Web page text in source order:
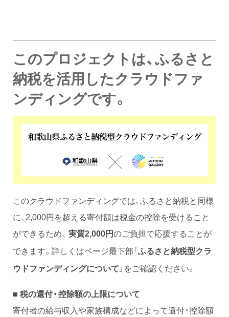
このプロジェクトは、ふるさと
納税を活用したクラウドファ
ンディングです。
このクラウドファンディングでは、ふるさと納税と同様
に、2,000円を超える寄付額は税金の控除を受けること
ができるため、 実質2,000円のご負担で応援することが
できます。詳しくはページ最下部「ふるさと納税型クラ
ウドファンディングについて 」をご確認ください。
■ 税の還付・控除額の上限について
寄付者の給与収入や家族構成などによって還付・控除額